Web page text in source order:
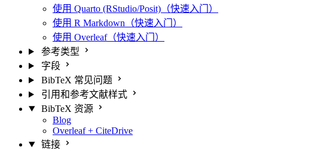
使用 Quarto (RStudio/Posit)（快速入门）
使用 R Markdown（快速入门）
使用 Overleaf（快速入门）
参考类型
字段
BibTeX 常见问题
引用和参考文献样式
BibTeX 资源
Blog
Overleaf + CiteDrive
链接